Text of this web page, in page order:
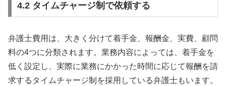
4.2 タイムチャージ制で依頼する
弁護士費用は、大きく分けて着手金、報酬金、実費、顧問
料の4つに分類されます。業務内容によっては、着手金を
低く設定し、実際に業務にかかった時間に応じて報酬を請
求するタイムチャージ制を採用している弁護士もいます。